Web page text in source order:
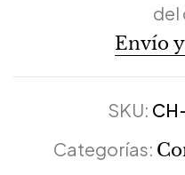
del
Envío
SKU:
Categorías: